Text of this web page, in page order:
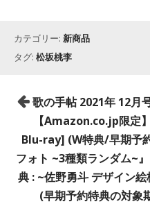
カテゴリー: 新商品
タグ: 松坂桃李
投
ナ
ビ
ゲ
歌の手帖 2021年 12月
【Amazon.co.jp限定
Blu-ray] (W特典/早期予
フォト ~3種類ランダム~
典 : ~佐野勇斗 デザイン
(早期予約特典の対象